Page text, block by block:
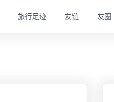
旅行足迹 友链 友圈